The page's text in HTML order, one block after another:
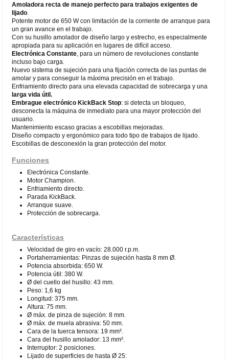
Amoladora recta de manejo perfecto para trabajos exigentes de
lijado
Potente motor de 650 W con limitación de la corriente de arranque para
un gran avance en el trabajo.
Con su husillo amolador de diseño largo y estrecho, es especialmente
apropiada para su aplicación en lugares de difícil acceso.
Electrónica Constante , para un número de revoluciones constante
incluso bajo carga.
Nuevo sistema de sujeción para una fijación correcta de las puntas de
amolar y para conseguir la máxima precisión en el trabajo.
Enfriamiento directo para una elevada capacidad de sobrecarga y una
larga vida útil.
Embrague electrónico KickBack Stop: si detecta un bloqueo,
desconecta la máquina de inmediato para una mayor protección del
usuario.
Mantenimiento escaso gracias a escobillas mejoradas.
Diseño compacto y ergonómico para todo tipo de trabajos de lijado.
Escobillas de desconexión la gran protección del motor.
Funciones
Electrónica Constante.
Motor Champion.
Enfriamiento directo.
Parada KickBack.
Arranque suave.
Protección de sobrecarga.
Características
Velocidad de giro en vacío: 28.000 r.p.m.
Portaherramientas: Pinzas de sujeción hasta 8 mm Ø.
Potencia absorbida: 650 W.
Potencia útil: 380 W.
Ø del cuello del husillo: 43 mm.
Peso: 1,6 kg
Longitud: 375 mm.
Altura: 75 mm.
Ø máx. de pinza de sujeción: 8 mm.
Ø máx. de muela abrasiva: 50 mm.
Cara de la tuerca tensora: 19 mm².
Cara del husillo amolador: 13 mm².
Interruptor: 2 posiciones.
Lijado de superficies de hasta Ø 25: